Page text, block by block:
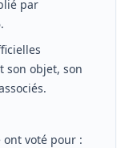
par
son objet, son
voté pour :